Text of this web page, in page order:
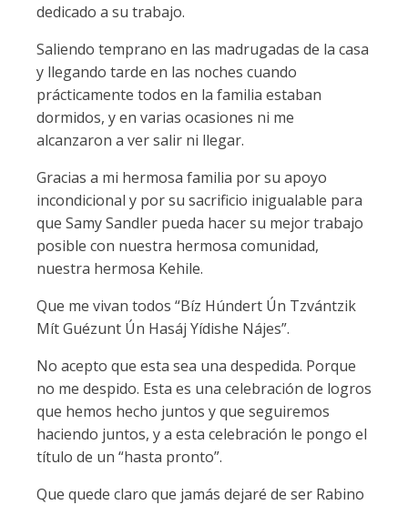
dedicado a su trabajo.
Saliendo temprano en las madrugadas de la casa
y llegando tarde en las noches cuando
prácticamente todos en la familia estaban
dormidos, y en varias ocasiones ni me
alcanzaron a ver salir ni llegar.
Gracias a mi hermosa familia por su apoyo
incondicional y por su sacrificio inigualable para
que Samy Sandler pueda hacer su mejor trabajo
posible con nuestra hermosa comunidad,
nuestra hermosa Kehile.
Que me vivan todos “Bíz Húndert Ún Tzvántzik
Mít Guézunt Ún Hasáj Yídishe Nájes”.
No acepto que esta sea una despedida. Porque
no me despido. Esta es una celebración de logros
que hemos hecho juntos y que seguiremos
haciendo juntos, y a esta celebración le pongo el
título de un “hasta pronto”.
Que quede claro que jamás dejaré de ser Rabino